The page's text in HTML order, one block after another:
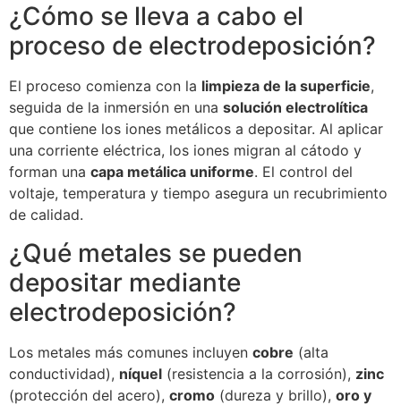
¿Cómo se lleva a cabo el
proceso de electrodeposición?
El proceso comienza con la limpieza de la superficie,
seguida de la inmersión en una solución electrolítica
que contiene los iones metálicos a depositar. Al aplicar
una corriente eléctrica, los iones migran al cátodo y
forman una capa metálica uniforme. El control del
voltaje, temperatura y tiempo asegura un recubrimiento
de calidad.
¿Qué metales se pueden
depositar mediante
electrodeposición?
Los metales más comunes incluyen cobre (alta
conductividad), níquel (resistencia a la corrosión), zinc
(protección del acero), cromo (dureza y brillo), oro y